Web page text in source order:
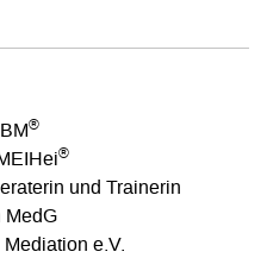
®
®
und Trainerin
MedG
e.V.